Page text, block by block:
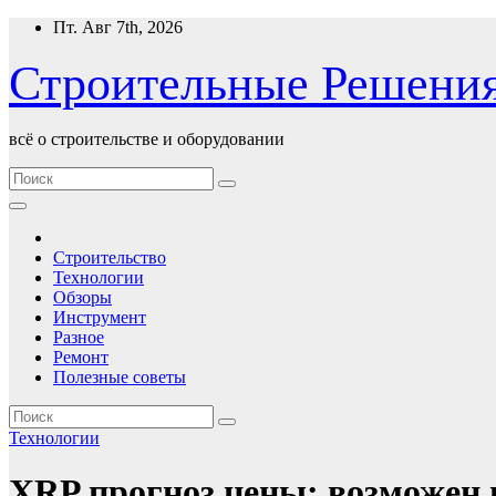
Перейти
содержимому
Пт. Авг 7th, 2026
Строительные
всё о строительстве и оборудовании
Строительство
Технологии
Обзоры
Инструмент
Разное
Ремонт
Полезные советы
Технологии